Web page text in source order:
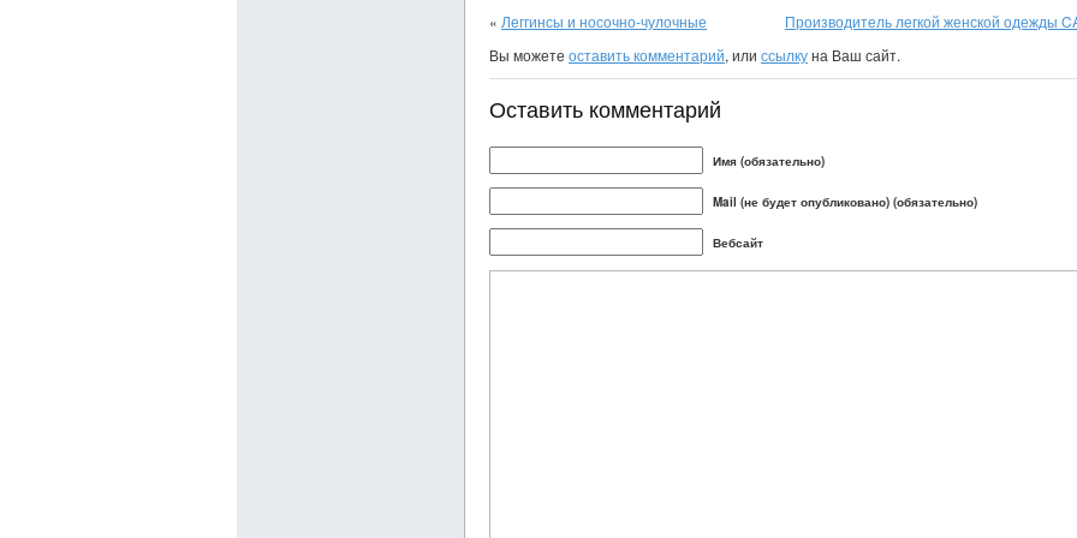
« Леггинсы и носочно-чулочные Производитель легкой женской одежды
Вы можете оставить комментарий, или ссылкуна Ваш сайт.
Оставить комментарий
Имя (обязательно)
Mail (не будет опубликовано) (обязательно)
Вебсайт